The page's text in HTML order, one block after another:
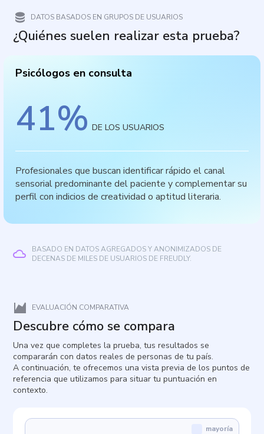
DATOS BASADOS EN GRUPOS DE USUARIOS
¿Quiénes suelen realizar esta prueba?
Psicólogos en consulta
41% DE LOS USUARIOS
Profesionales que buscan identificar rápido el canal
sensorial predominante del paciente y complementar su
perfil con indicios de creatividad o aptitud literaria.
BASADO EN DATOS AGREGADOS Y ANONIMIZADOS DE
DECENAS DE MILES DE USUARIOS DE FREUDLY.
EVALUACIÓN COMPARATIVA
Descubre cómo se compara
Una vez que completes la prueba, tus resultados se
compararán con datos reales de personas de tu país.
A continuación, te ofrecemos una vista previa de los puntos de
referencia que utilizamos para situar tu puntuación en
contexto.
mayoría